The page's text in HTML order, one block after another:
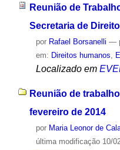
Reunião de
Secretaria de
por Rafael Borsanelli —
em: Direitos humanos
Localizado em
Reunião de
fevereiro de 2014
por Maria Leonor de
última modificação10/